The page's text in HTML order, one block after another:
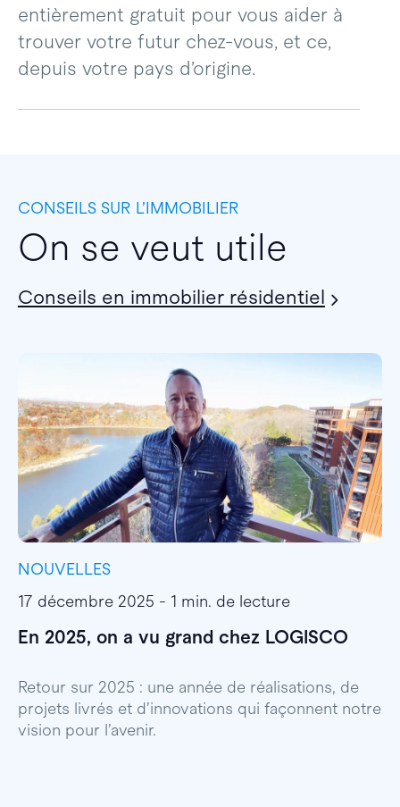
entièrement gratuit pour vous aider à
trouver votre futur chez-vous, et ce,
depuis votre pays d’origine.
CONSEILS SUR L’IMMOBILIER
On se veut utile
Conseils en immobilier résidentiel
NOUVELLES
17 décembre 2025 - 1 min. de lecture
En 2025, on a vu grand chez LOGISCO
Retour sur 2025 : une année de réalisations, de
projets livrés et d’innovations qui façonnent notre
vision pour l’avenir.